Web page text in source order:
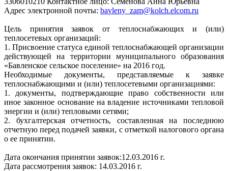
Адрес электронной почты: bavleny_zam@kolch.elcom.ru
Цель принятия заявок от теплоснабжающих и (или)
теплосетевых организаций:
1. Присвоение статуса единой теплоснабжающей организации
действующей на территории муниципального образования
«Бавленское сельское поселение» на 2016 год.
Необходимые документы, представляемые к заявке
теплоснабжающими и (или) теплосетевыми организациями:
1. документы, подтверждающие право собственности или
иное законное основание на владение источниками тепловой
энергии и (или) тепловыми сетями;
2. бухгалтерская отчетность, составленная на последнюю
отчетную перед подачей заявки, с отметкой налогового органа
о ее принятии.
Дата окончания принятии заявок:12.03.2016 г.
Дата рассмотрения заявок: 14.03.2016 г.